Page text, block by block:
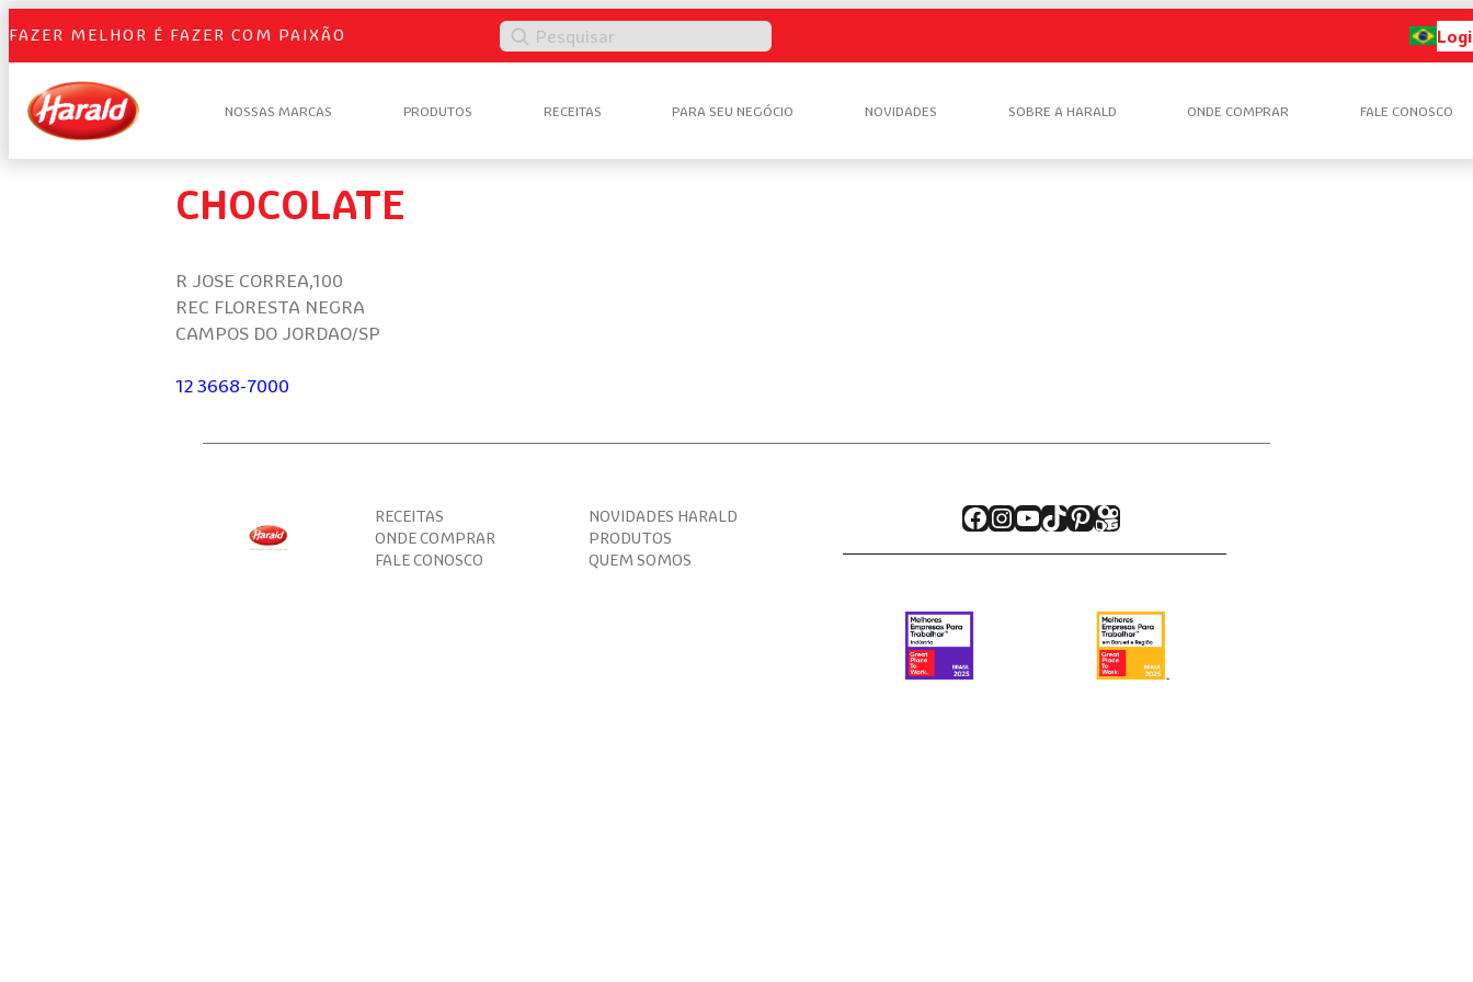
FAZER MELHOR É FAZER COM PAIXÃO Pesquisar
NOSSAS MARCAS PRODUTOS RECEITAS PARA SEU NEGÓCIO NOVIDADES SOBRE A HARALD ONDE COMPRAR FALE CONOSCO
CHOCOLATE
R JOSE CORREA,100
REC FLORESTA NEGRA
CAMPOS DO JORDAO/SP
12 3668-7000
RECEITAS
NOVIDADES HARALD
ONDE COMPRAR
PRODUTOS
FALE CONOSCO
QUEM SOMOS
Facebook
Instagram
Youtube
TikTok
Pinterest
Kwai